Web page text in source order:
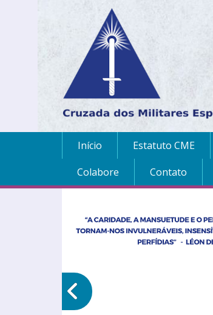
Início Estatuto CME
Colabore
Contato